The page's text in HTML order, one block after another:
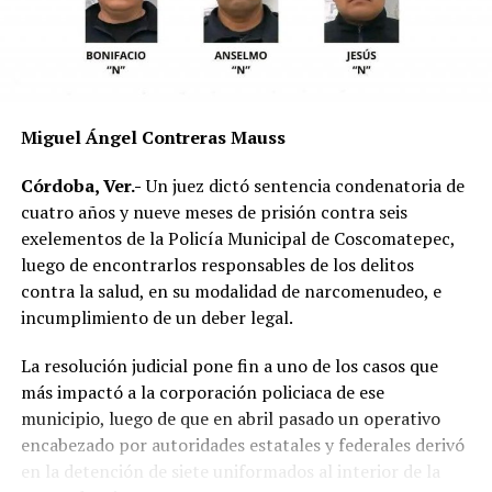
parte de las investigaciones para determinar la
mecánica del accidente y establecer si existió
responsabilidad por parte de alguno de los conductores.
Las autoridades exhortaron a los automovilistas y
motociclistas a conducir con precaución, respetar los
límites de velocidad y aumentar la distancia de
seguridad entre vehículos, especialmente durante la
temporada de lluvias, cuando el riesgo de accidentes se
incrementa en las carreteras de la región.
La circulación en la zona se vio afectada por algunos
minutos mientras se realizaban las labores de auxilio y el
levantamiento de indicios por parte de las autoridades.
Posteriormente, el tránsito fue restablecido de manera
normal.
Miguel Ángel Contreras Mauss
Córdoba, Ver.-Un juez dictó sentencia condenatoria de
cuatro años y nueve meses de prisión contra seis
exelementos de la Policía Municipal de Coscomatepec,
luego de encontrarlos responsables de los delitos
contra la salud, en su modalidad de narcomenudeo, e
incumplimiento de un deber legal.
La resolución judicial pone fin a uno de los casos que
más impactó a la corporación policiaca de ese
municipio, luego de que en abril pasado un operativo
encabezado por autoridades estatales y federales derivó
en la detención de siete uniformados al interior de la